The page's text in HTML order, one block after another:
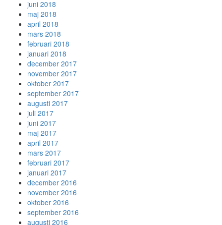
juni 2018
maj 2018
april 2018
mars 2018
februari 2018
januari 2018
december 2017
november 2017
oktober 2017
september 2017
augusti 2017
juli 2017
juni 2017
maj 2017
april 2017
mars 2017
februari 2017
januari 2017
december 2016
november 2016
oktober 2016
september 2016
augusti 2016